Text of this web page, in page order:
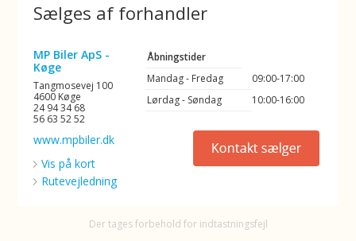
Sælges af forhandler
MP Biler ApS -
Køge
Tangmosevej 100
4600 Køge
24 94 34 68
56 63 52 52
www.mpbiler.dk
Vis på kort
Rutevejledning
Åbningstider
Mandag - Fredag
09:00-17:00
Lørdag - Søndag
10:00-16:00
Der tages forbehold for indtastningsfejl